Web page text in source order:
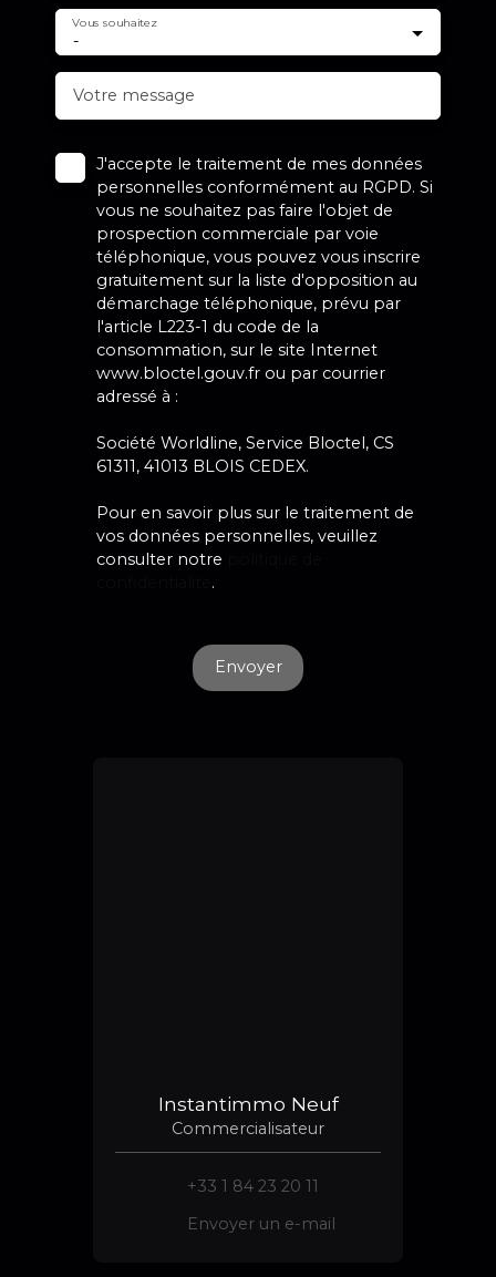
-
Vous souhaitez
Votre message
J'accepte le traitement de mes données
personnelles conformément au RGPD. Si
vous ne souhaitez pas faire l'objet de
prospection commerciale par voie
téléphonique, vous pouvez vous inscrire
gratuitement sur la liste d'opposition au
démarchage téléphonique, prévu par
l'article L223-1 du code de la
consommation, sur le site Internet
www.bloctel.gouv.fr ou par courrier
adressé à :
Société Worldline, Service Bloctel, CS
61311, 41013 BLOIS CEDEX.
Pour en savoir plus sur le traitement de
vos données personnelles, veuillez
consulter notre
.
Envoyer
Instantimmo Neuf
Commercialisateur
+33 1 84 23 20 11
Envoyer un e-mail